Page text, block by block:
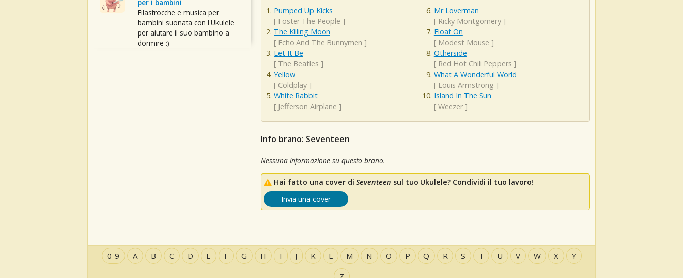
Pumped Up Kicks
[ Foster The People ]
The Killing Moon
[ Echo And The Bunnymen ]
Let It Be
[ The Beatles ]
Yellow
[ Coldplay ]
White Rabbit
[ Jefferson Airplane ]
Mr Loverman
[ Ricky Montgomery]
Float On
[ Modest Mouse ]
Otherside
[ Red Hot Chili Peppers ]
What A Wonderful World
[ Louis Armstrong ]
Island In The Sun
[ Weezer]
Info brano: Seventeen
Nessuna informazione su questo brano.
Hai fatto una cover di Seventeen sul tuo Ukulele? Condividi il tuo lavoro!
Invia una cover
per i bambini
Filastrocche e musica per
bambini suonata con l'Ukulele
per aiutare il suo bambino a
dormire :)
0-9 A B C D E F G H I J K L M N O P Q R S T U V W X Y